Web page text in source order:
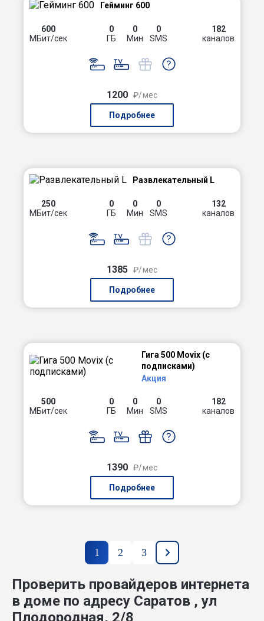
Гейминг 600
600
МБит/сек
0
ГБ
0
Мин
0
SMS
182
каналов
1200 ₽/мес
Подробнее
Развлекательный L
250
МБит/сек
0
ГБ
0
Мин
0
SMS
132
каналов
1385 ₽/мес
Подробнее
Гига 500 Movix (с
подписками)
Акция
500
МБит/сек
0
ГБ
0
Мин
0
SMS
182
каналов
1390 ₽/мес
Подробнее
1 2 3
Проверить провайдеров интернета
в доме по адресу Саратов , ул
Плодородная, 2/8